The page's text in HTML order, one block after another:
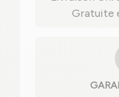
Gratuite